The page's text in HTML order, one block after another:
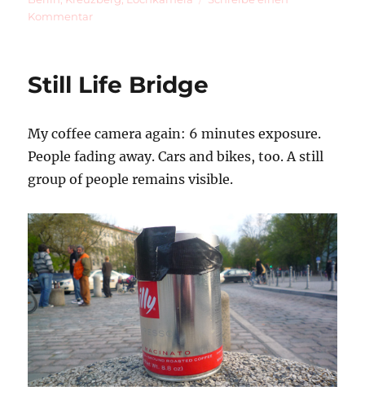
Kommentarzu
Still Life Bridge
My coffee camera again: 6 minutes exposure.
People fading away. Cars and bikes, too. A still
group of people remains visible.